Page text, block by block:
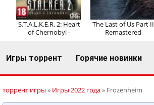
S.T.A.L.K.E.R. 2: Heart
of Chernobyl -
The Last of Us Part II
Remastered
Игры торрент Горячие новинки
торрент игры » Игры 2022 года» Frozenheim